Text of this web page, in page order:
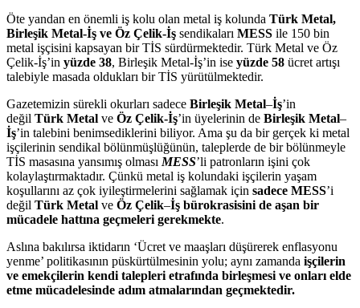
Öte yandan en önemli iş kolu olan metal iş kolunda Türk Metal,
Birleşik Metal-İş ve Öz Çelik-İş sendikaları MESS ile 150 bin
metal işçisini kapsayan bir TİS sürdürmektedir. Türk Metal ve Öz
Çelik-İş’in yüzde 38, Birleşik Metal-İş’in ise yüzde 58 ücret artışı
talebiyle masada oldukları bir TİS yürütülmektedir.
Gazetemizin sürekli okurları sadece Birleşik Metal–İş’in
değil Türk Metal ve Öz Çelik-İş’in üyelerinin de Birleşik Metal–
İş’in talebini benimsediklerini biliyor. Ama şu da bir gerçek ki metal
işçilerinin sendikal bölünmüşlüğünün, taleplerde de bir bölünmeyle
TİS masasına yansımış olması MESS’li patronların işini çok
kolaylaştırmaktadır. Çünkü metal iş kolundaki işçilerin yaşam
koşullarını az çok iyileştirmelerini sağlamak için sadece MESS’i
değil Türk Metal ve Öz Çelik–İş bürokrasisini de aşan bir
mücadele hattına geçmeleri gerekmekte.
Aslına bakılırsa iktidarın ‘Ücret ve maaşları düşürerek enflasyonu
yenme’ politikasının püskürtülmesinin yolu; aynı zamanda işçilerin
ve emekçilerin kendi talepleri etrafında birleşmesi ve onları elde
etme mücadelesinde adım atmalarından geçmektedir.